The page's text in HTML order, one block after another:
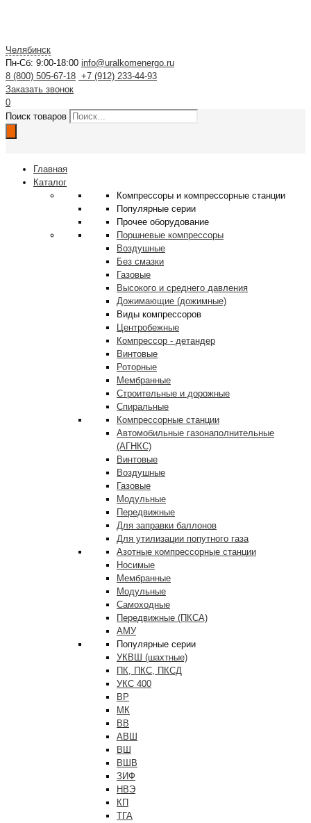
Челябинск
Пн-Сб: 9:00-18:00 info@uralkomenergo.ru
8 (800) 505-67-18 +7 (912) 233-44-93
Заказать звонок
0
Поиск товаров
Главная
Каталог
Компрессоры и компрессорные станции
Популярные серии
Прочее оборудование
Поршневые компрессоры
Воздушные
Без смазки
Газовые
Высокого и среднего давления
Дожимающие (дожимные)
Виды компрессоров
Центробежные
Компрессор - детандер
Винтовые
Роторные
Мембранные
Строительные и дорожные
Спиральные
Компрессорные станции
Автомобильные газонаполнительные
(АГНКС)
Винтовые
Воздушные
Газовые
Модульные
Передвижные
Для заправки баллонов
Для утилизации попутного газа
Азотные компрессорные станции
Носимые
Мембранные
Модульные
Самоходные
Передвижные (ПКСА)
АМУ
Популярные серии
УКВШ (шахтные)
ПК, ПКС, ПКСД
УКС 400
ВР
МК
ВВ
АВШ
ВШ
ВШВ
ЗИФ
НВЭ
КП
ТГА